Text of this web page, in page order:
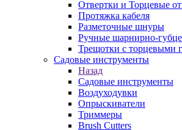
Отвертки и Торцевые
Протяжка кабеля
Разметочные шнуры
Ручные шарнирно-
Трещотки с торцевыми
Садовые инструменты
Назад
Садовые инструменты
Воздуходувки
Опрыскиватели
Триммеры
Brush Cutters